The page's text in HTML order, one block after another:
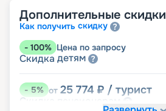
Дополнительные скидки
Как получить скидку
- 100% Цена по запросу
Скидка детям
-5% от 25 774 ₽ / турист
Скидка